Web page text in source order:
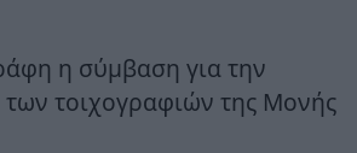
η σύμβαση για την
τοιχογραφιών της Μονής